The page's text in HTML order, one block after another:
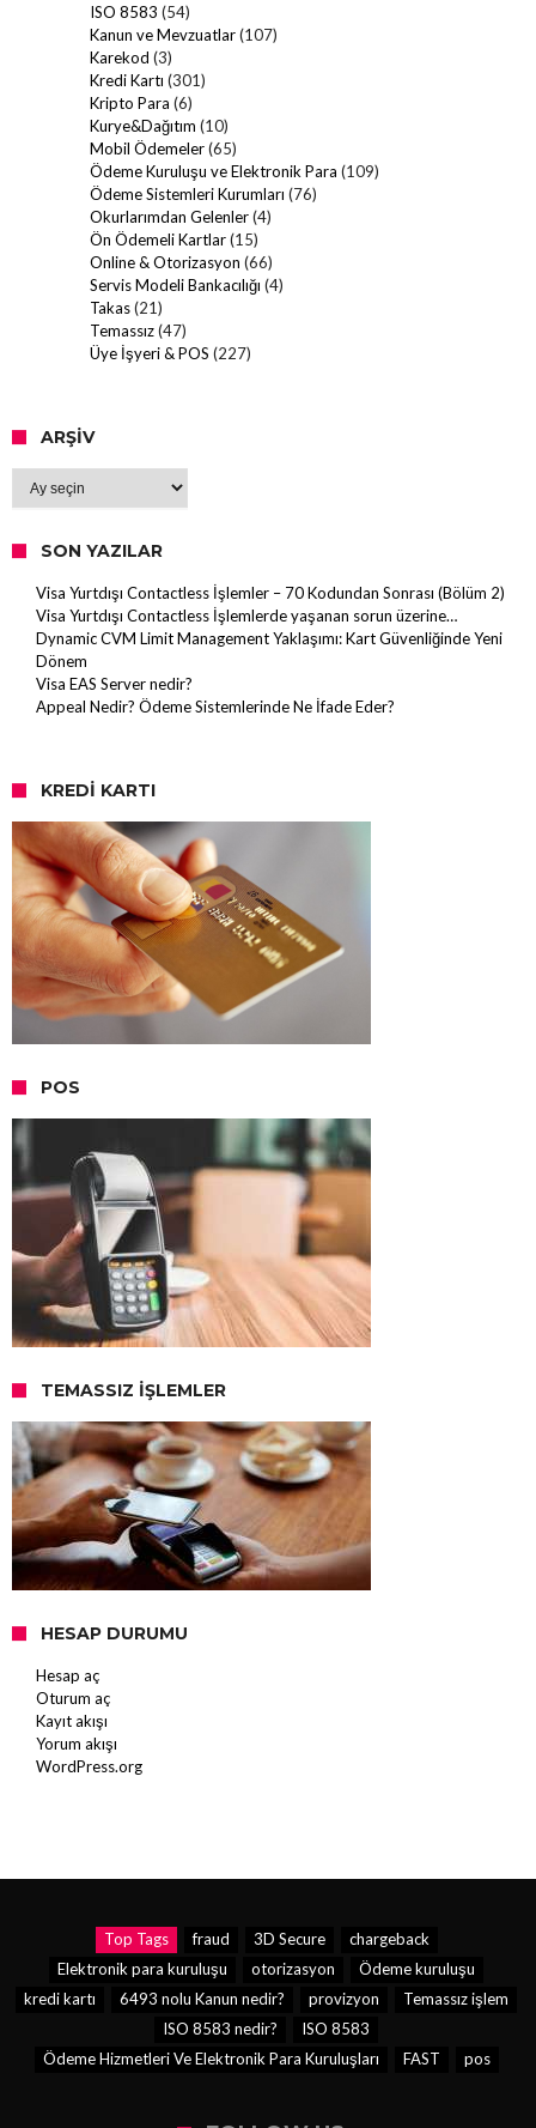
ISO 8583 (54)
Kanun ve Mevzuatlar(107)
Karekod (3)
Kredi Kartı (301)
Kripto Para (6)
Kurye&Dağıtım (10)
Mobil Ödemeler(65)
Ödeme Kuruluşu ve Elektronik Para (109)
Ödeme Sistemleri Kurumları (76)
Okurlarımdan Gelenler(4)
Ön Ödemeli Kartlar(15)
Online & Otorizasyon (66)
Servis Modeli Bankacılığı (4)
Takas(21)
Temassız(47)
Üye İşyeri & POS (227)
ARŞIV
SON YAZILAR
Visa Yurtdışı Contactless İşlemler – 70 Kodundan Sonrası (Bölüm 2)
Visa Yurtdışı Contactless İşlemlerde yaşanan sorun üzerine…
Dynamic CVM Limit Management Yaklaşımı: Kart Güvenliğinde Yeni
Dönem
Visa EAS Server nedir?
Appeal Nedir? Ödeme Sistemlerinde Ne İfade Eder?
KREDI KARTI
POS
TEMASSIZ İŞLEMLER
HESAP DURUMU
Hesap aç
Oturum aç
Kayıt akışı
Yorum akışı
WordPress.org
Top Tags fraud 3D Secure
chargeback
Elektronik para kuruluşu
otorizasyon
Ödeme kuruluşu
kredi kartı
6493 nolu Kanun nedir? provizyon
Temassız işlem
ISO 8583 nedir?
ISO 8583
Ödeme Hizmetleri Ve Elektronik Para Kuruluşları
FAST pos